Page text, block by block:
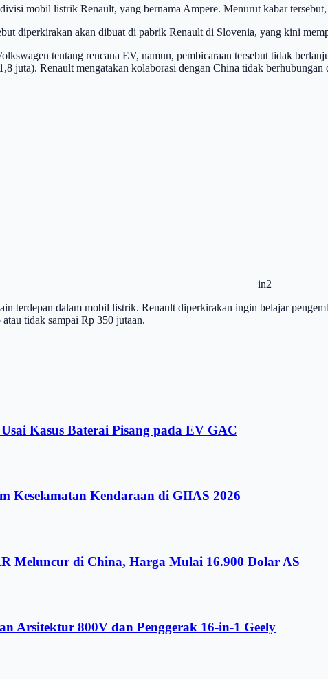
mobil listrik Renault, yang bernama Ampere. Menurut kabar
diperkirakan akan dibuat di pabrik Renault di Slovenia, yang kini
tentang rencana EV, namun, pembicaraan tersebut tidak
juta). Renault mengatakan kolaborasi dengan China tidak
in2
terdepan dalam mobil listrik. Renault diperkirakan ingin belajar
tidak sampai Rp 350 jutaan.
Kasus Baterai Pisang pada EV GAC
Keselamatan Kendaraan di GIIAS 2026
Meluncur di China, Harga Mulai 16.900 Dolar AS
Arsitektur 800V dan Penggerak 16-in-1 Geely